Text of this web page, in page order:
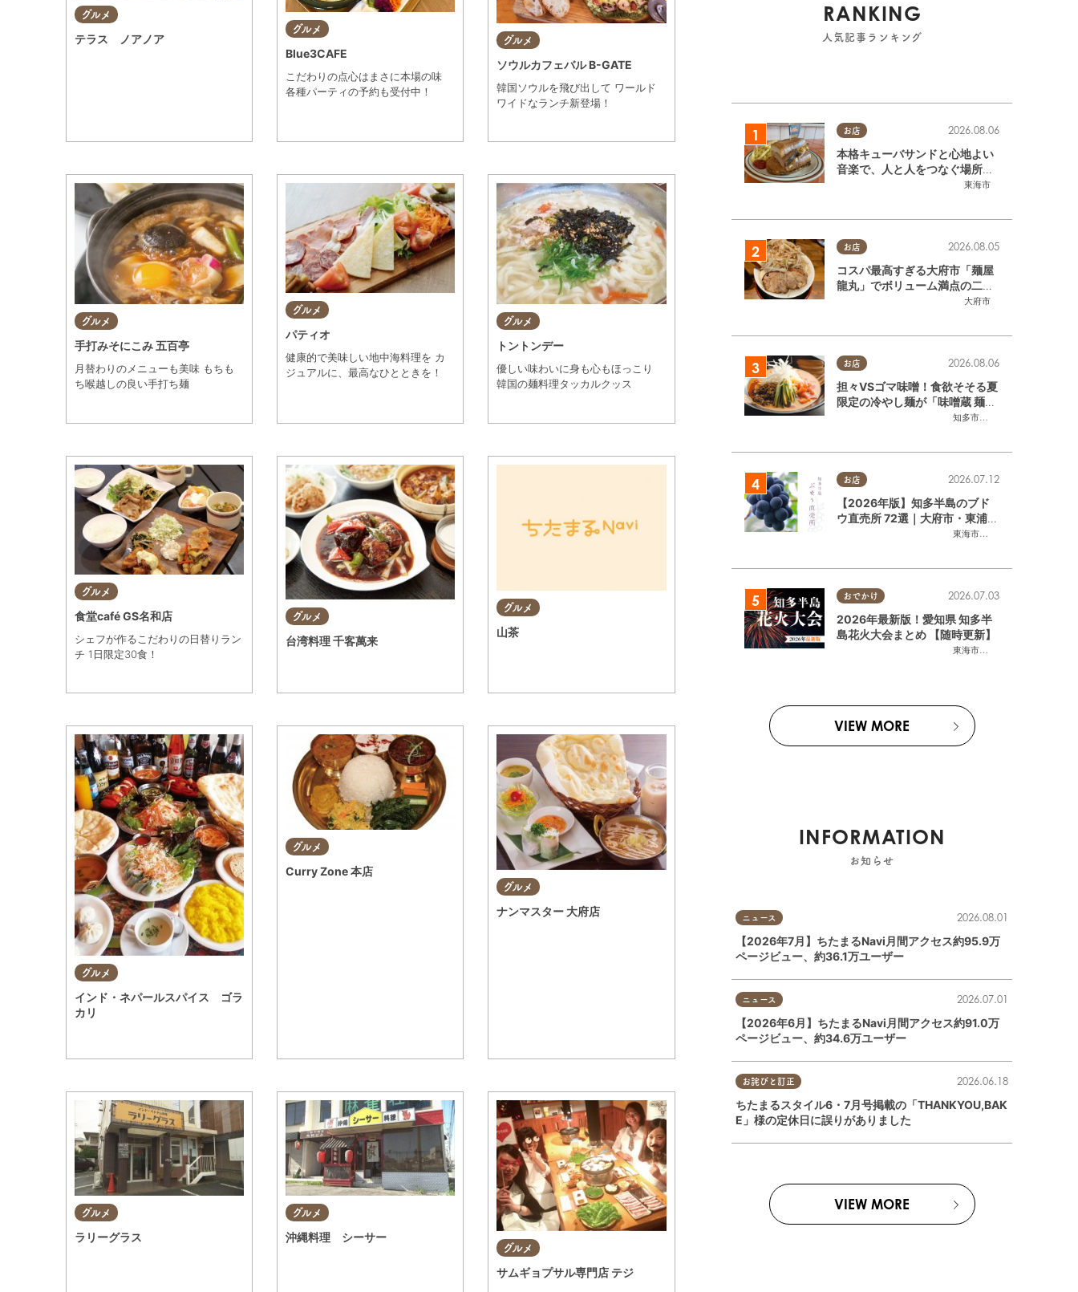
グルメ
テラス ノアノア
グルメ
Blue3CAFE
こだわりの点心はまさに本場の味
各種パーティの予約も受付中！
グルメ
ソウルカフェバル B-GATE
韓国ソウルを飛び出して ワールド
ワイドなランチ新登場！
グルメ
手打みそにこみ 五百亭
月替わりのメニューも美味 もちも
ち喉越しの良い手打ち麺
グルメ
パティオ
健康的で美味しい地中海料理を カ
ジュアルに、最高なひとときを！
グルメ
トントンデー
優しい味わいに身も心もほっこり
韓国の麺料理タッカルクッス
グルメ
食堂café GS名和店
シェフが作るこだわりの日替りラン
チ 1日限定30食！
グルメ
台湾料理 千客萬来
グルメ
山茶
グルメ
インド・ネパールスパイス ゴラ
カリ
グルメ
Curry Zone 本店
グルメ
ナンマスター 大府店
グルメ
ラリーグラス
グルメ
沖縄料理 シーサー
グルメ
サムギョプサル専門店 テジ
RANKING
人気記事ランキング
お店
東海市
2026.08.06
本格キューバサンドと心地よい
音楽で、人と人をつなぐ場所。
東海市「JAMMIN'STANDHOU
お店
大府市
2026.08.05
コスパ最高すぎる大府市「麺屋
龍丸」でボリューム満点の二郎
系ラーメンを堪能してきた
お店
知多市半田市
2026.08.06
担々VSゴマ味噌！食欲そそる夏
限定の冷やし麺が「味噌蔵 麺四
朗 半田店・知多店」で登場／ち
お店
東海市大府市
2026.07.12
【2026年版】知多半島のブド
ウ直売所 72選｜大府市・東浦町
ほかエリア別に一挙紹介
おでかけ
東海市大府市
2026.07.03
2026年最新版！愛知県 知多半
島花火大会まとめ 【随時更新】
VIEW MORE
INFORMATION
お知らせ
ニュース 2026.08.01
【2026年7月】ちたまるNavi月間アクセス約95.9万
ページビュー、約36.1万ユーザー
ニュース 2026.07.01
【2026年6月】ちたまるNavi月間アクセス約91.0万
ページビュー、約34.6万ユーザー
お詫びと訂正 2026.06.18
ちたまるスタイル6・7月号掲載の「THANKYOU,BAK
E」様の定休日に誤りがありました
VIEW MORE